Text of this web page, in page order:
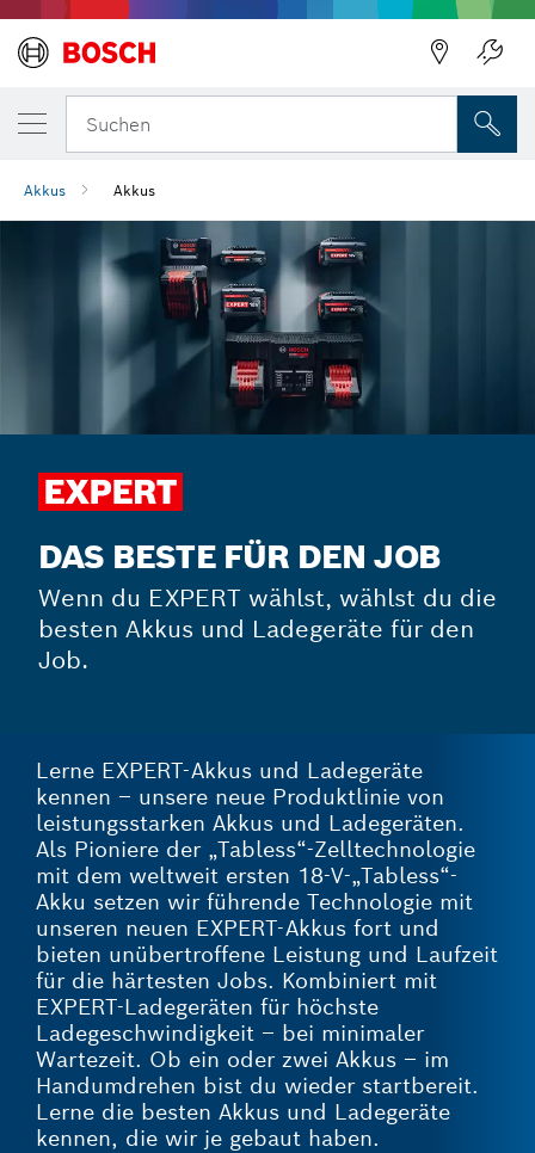
Suchen
Akkus Akkus
DAS BESTE FÜR DEN JOB
Wenn du EXPERT wählst, wählst du die
besten Akkus und Ladegeräte für den
Job.
Lerne EXPERT-Akkus und Ladegeräte
kennen – unsere neue Produktlinie von
leistungsstarken Akkus und Ladegeräten.
Als Pioniere der „Tabless“-Zelltechnologie
mit dem weltweit ersten 18-V-„Tabless“-
Akku setzen wir führende Technologie mit
unseren neuen EXPERT-Akkus fort und
bieten unübertroffene Leistung und Laufzeit
für die härtesten Jobs. Kombiniert mit
EXPERT-Ladegeräten für höchste
Ladegeschwindigkeit – bei minimaler
Wartezeit. Ob ein oder zwei Akkus – im
Handumdrehen bist du wieder startbereit.
Lerne die besten Akkus und Ladegeräte
kennen, die wir je gebaut haben.